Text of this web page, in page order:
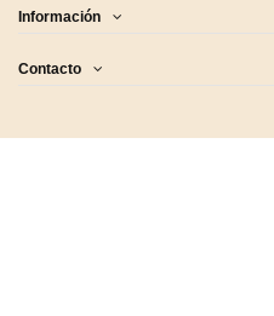
Información
Contacto